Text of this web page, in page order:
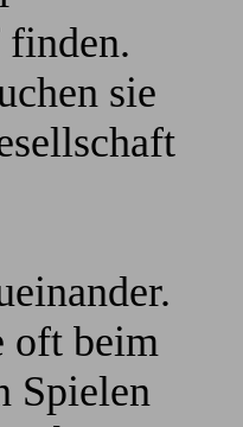
sie
oft beim
Spielen